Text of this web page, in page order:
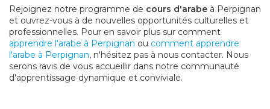
Rejoignez notre programme de cours d'arabe à Perpignan
et ouvrez-vous à de nouvelles opportunités culturelles et
professionnelles. Pour en savoir plus sur comment
apprendre l'arabe à Perpignan ou comment apprendre
l'arabe à Perpignan, n'hésitez pas à nous contacter. Nous
serons ravis de vous accueillir dans notre communauté
d'apprentissage dynamique et conviviale.